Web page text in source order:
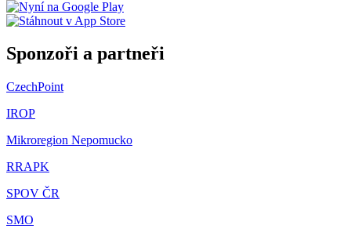
Sponzoři a partneři
CzechPoint
IROP
Mikroregion Nepomucko
RRAPK
SPOV ČR
SMO